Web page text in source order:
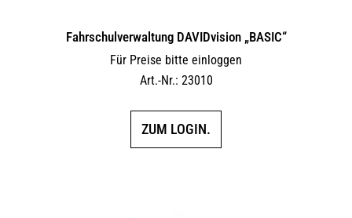
Fahrschulverwaltung DAVIDvision „BASIC“
Für Preise bitte einloggen
Art.-Nr.: 23010
ZUM LOGIN.